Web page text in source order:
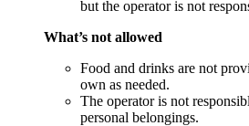
but the operator is not
What’s not allowed
Food and drinks are not
own as needed.
The operator is not
personal belongings.